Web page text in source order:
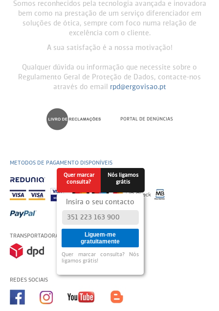
Somos reconhecidos pela tecnologia avançada e inovadora
bem como na prestação de um serviço diferenciador em
soluções de ótica, sempre com foco numa relação de
excelência com o cliente.
A sua satisfação é a nossa motivação!
Qualquer dúvida ou informação que necessite sobre o
Regulamento Geral de Proteção de Dados, contacte-nos
através do email
rpd@ergovisao.pt
METODOS DE PAGAMENTO DISPONÍVEIS
TRANSPORTADORAS USADAS
REDES SOCIAIS
Quer marcar
consulta?
Nós ligamos
grátis
Insira o seu contacto
Liguem-me
gratuitamente
Quer marcar consulta? Nós
ligamos grátis!